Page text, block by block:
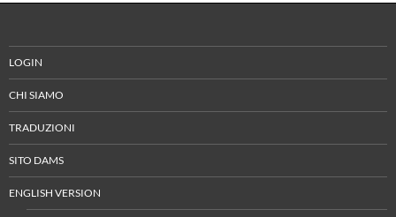
LOGIN
CHI SIAMO
TRADUZIONI
SITO DAMS
ENGLISH VERSION